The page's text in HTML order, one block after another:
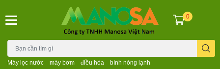
Máy lọc nước máy bơm điều hòa bình nóng lạnh
0